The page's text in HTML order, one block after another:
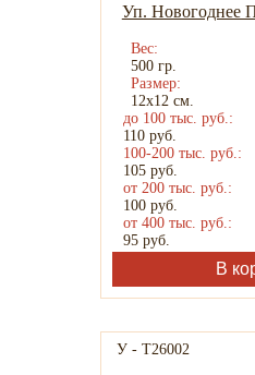
Уп. Новогоднее
Вес:
500 гр.
Размер:
12х12 см.
до 100 тыс. руб.:
110 руб.
100-200 тыс. руб.:
105 руб.
от 200 тыс. руб.:
100 руб.
от 400 тыс. руб.:
95 руб.
В
У - Т26002